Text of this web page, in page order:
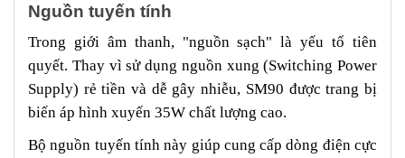
Nguồn tuyến tính
Trong giới âm thanh, "nguồn sạch" là yếu tố tiên
quyết. Thay vì sử dụng nguồn xung (Switching Power
Supply) rẻ tiền và dễ gây nhiễu, SM90 được trang bị
biến áp hình xuyến 35W chất lượng cao.
Bộ nguồn tuyến tính này giúp cung cấp dòng điện cực